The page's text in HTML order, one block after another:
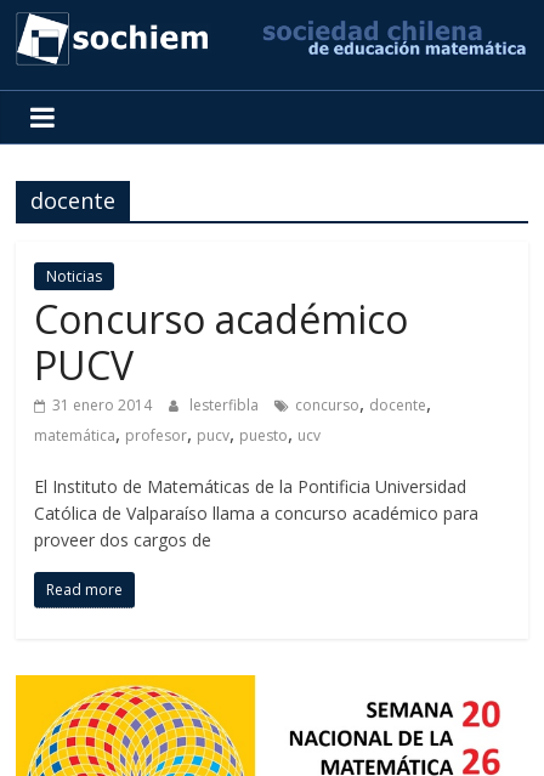
SOCHIEM
Sociedad
Chilena
de
Matemática
docente
Noticias
Concurso académico
PUCV
31 enero 2014 lesterfibla concurso, docente,
matemática, profesor, pucv, puesto, ucv
El Instituto de Matemáticas de la Pontificia Universidad
Católica de Valparaíso llama a concurso académico para
proveer dos cargos de
Read more